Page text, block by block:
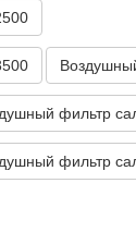
2010
2010 V8
2010 V8
2010 V8
2009
фильтр
фильтр